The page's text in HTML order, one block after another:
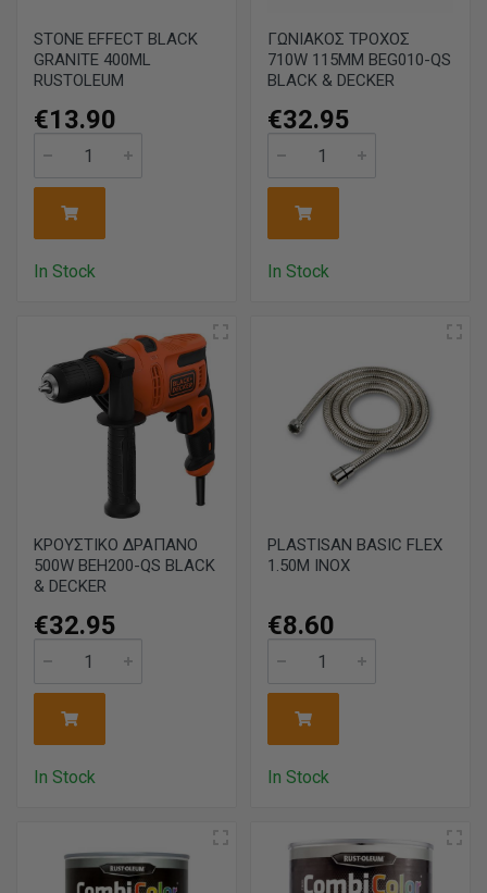
STONE EFFECT BLACK
GRANITE 400ML
RUSTOLEUM
€13.90
In Stock
ΓΩΝΙΑΚΟΣ ΤΡΟΧΟΣ
710W 115MM BEG010-QS
BLACK & DECKER
€32.95
In Stock
ΚΡΟΥΣΤΙΚΟ ΔΡΑΠΑΝΟ
500W BEH200-QS BLACK
& DECKER
€32.95
In Stock
PLASTISAN BASIC FLEX
1.50M INOX
€8.60
In Stock